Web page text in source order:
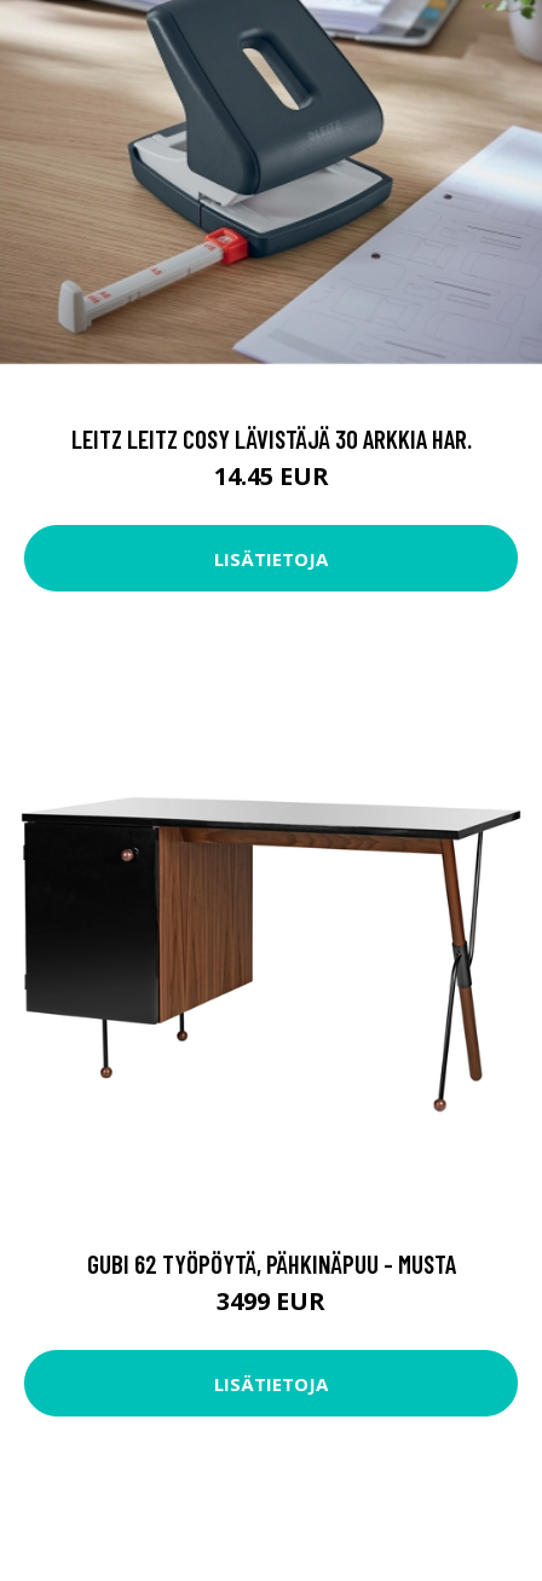
LEITZ LEITZ COSY LÄVISTÄJÄ 30 ARKKIA HAR.
14.45 EUR
LISÄTIETOJA
GUBI 62 TYÖPÖYTÄ, PÄHKINÄPUU - MUSTA
3499 EUR
LISÄTIETOJA